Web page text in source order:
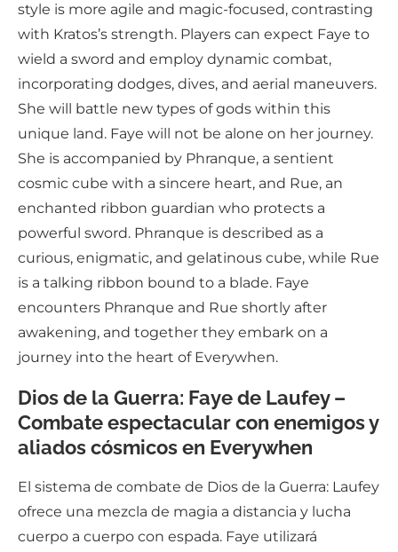
style is more agile and magic-focused, contrasting
with Kratos’s strength. Players can expect Faye to
wield a sword and employ dynamic combat,
incorporating dodges, dives, and aerial maneuvers.
She will battle new types of gods within this
unique land. Faye will not be alone on her journey.
She is accompanied by Phranque, a sentient
cosmic cube with a sincere heart, and Rue, an
enchanted ribbon guardian who protects a
powerful sword. Phranque is described as a
curious, enigmatic, and gelatinous cube, while Rue
is a talking ribbon bound to a blade. Faye
encounters Phranque and Rue shortly after
awakening, and together they embark on a
journey into the heart of Everywhen.
Dios de la Guerra: Faye de Laufey –
Combate espectacular con enemigos y
aliados cósmicos en Everywhen
El sistema de combate de Dios de la Guerra: Laufey
ofrece una mezcla de magia a distancia y lucha
cuerpo a cuerpo con espada. Faye utilizará